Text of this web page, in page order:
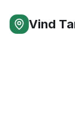
Vind